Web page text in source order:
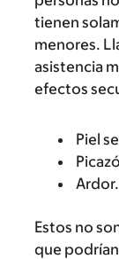
tienen
menores.
asistencia
efectos
Piel
Ardor.
Estos no
que